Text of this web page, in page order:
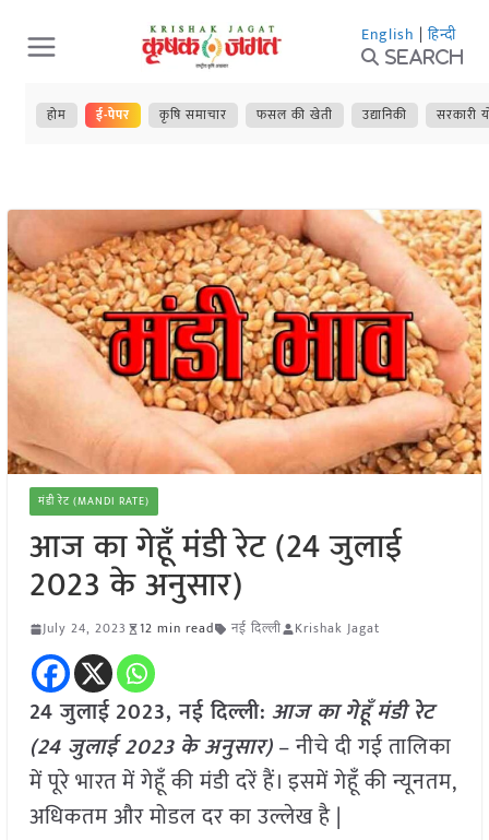
Skip
to
content
English | हिन्दी
Search
होम ई-पेपर कृषि समाचार फसल की खेती उद्यानिकी सरकारी
मंडी रेट (MANDI RATE)
आज का गेहूँ मंडी रेट (24 जुलाई
2023 के अनुसार)
July 24, 2023 12 min read नई दिल्ली Krishak Jagat
24 जुलाई2023, नई दिल्ली: आज का गेहूँमंडी रेट
(24 जुलाई 2023 के अनुसार)– नीचे दी गई तालिका
में पूरे भारत में गेहूँ की मंडी दरें हैं। इसमें गेहूँ की न्यूनतम,
अधिकतम और मोडल दर का उल्लेख है |